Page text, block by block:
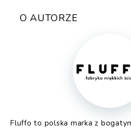
O AUTORZE
Fluffo to polska marka z